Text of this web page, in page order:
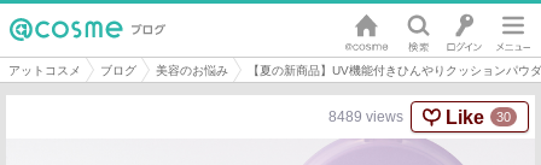
アットコスメ ブログ 美容のお悩み 【夏の新商品】UV機能付きひんやりクッションパ
8489 views Like 30